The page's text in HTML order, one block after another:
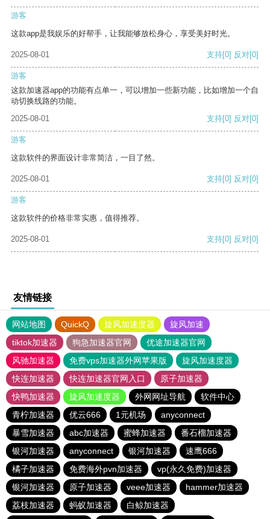
游客
这款app是我娱乐的好帮手，让我能够放松身心，享受美好时光。
2025-08-01 支持[0] 反对[0]
游客
这款加速器app的功能有点单一，可以增加一些新功能，比如增加一个自
动切换线路的功能。
2025-08-01
支持[0] 反对[0]
游客
这款软件的界面设计非常简洁，一目了然。
2025-08-01 支持[0] 反对[0]
游客
这款软件的价格非常实惠，值得推荐。
2025-08-01 支持[0] 反对[0]
友情链接
网站地图 QuickQ 旋风加速度器
旋风加速
tiktok加速器
狗急加速器官网
优途加速器官网
风驰加速器
免费vps加速器外网苹果版
旋风加速度器
快连加速器
快连加速器官网入口
原子加速器
快鸭加速器
旋风加速度器 外网网址导航
软件中心
青柠加速器
优云666 1元机场
anyconnect
暴雪加速器
abc加速器 蜜蜂加速器
番石榴加速器
银河加速器
anyconnect 银河加速器
速鹰666
橘子加速器
免费海外pvn加速器
vp(永久免费)加速器
银河加速器
原子加速器 veee加速器
hammer加速器
荔枝加速器
蚂蚁加速器
白鲸加速器